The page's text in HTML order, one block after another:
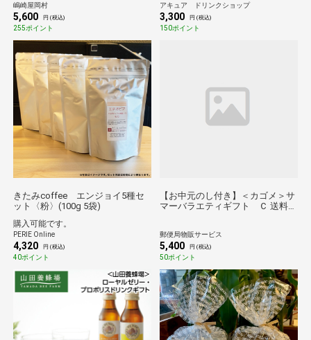
嶋崎屋岡村
5,600 円 (税込)
255ポイント
アキュア ドリンクショップ
3,300 円 (税込)
150ポイント
きたみcoffee エンジョイ5種セ
ット〈粉〉(100g 5袋)
購入可能です。
PERIE Online
4,320 円 (税込)
40ポイント
【お中元のし付き】＜カゴメ＞サ
マーバラエティギフト Ｃ 送料込
郵便局物販サービス
5,400 円 (税込)
50ポイント